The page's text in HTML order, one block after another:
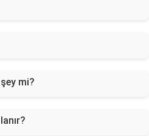
mi?